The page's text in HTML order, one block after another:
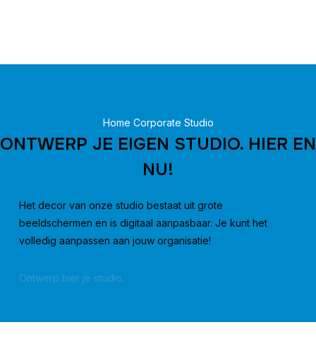
Home Corporate Studio
ONTWERP JE EIGEN STUDIO. HIER EN
NU!
Het decor van onze studio bestaat uit grote
beeldschermen en is digitaal aanpasbaar. Je kunt het
volledig aanpassen aan jouw organisatie!
Ontwerp hier je studio.